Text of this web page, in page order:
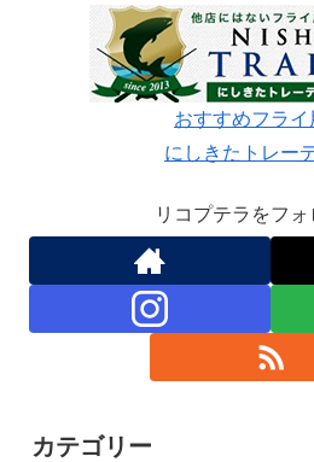
おすすめフライ
にしきたトレー
リコプテラをフォ
カテゴリー